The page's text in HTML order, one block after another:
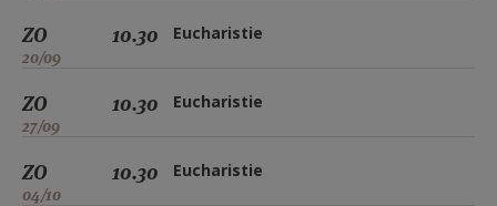
ZO
20/09
10.30 Eucharistie
ZO
27/09
10.30 Eucharistie
ZO
04/10
10.30 Eucharistie